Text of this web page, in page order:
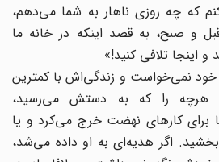
که چه روزی ناهار به شما می‌دهم،
به قصد اینکه در خانه ما
تلافی کنید!»
نمی‌خواست و زندگی‌اش با کمترین
را که به دستش می‌رسید،
برای کارهای نهضت خرج می‌کرد و یا
اگر هدیه‌ای به او داده می‌شد،